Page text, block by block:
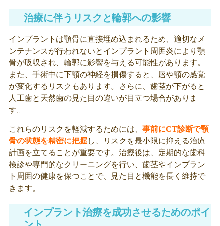
治療に伴うリスクと輪郭への影響
インプラントは顎骨に直接埋め込まれるため、適切なメ
ンテナンスが行われないとインプラント周囲炎により顎
骨が吸収され、輪郭に影響を与える可能性があります。
また、手術中に下顎の神経を損傷すると、唇や顎の感覚
が変化するリスクもあります。さらに、歯茎が下がると
人工歯と天然歯の見た目の違いが目立つ場合がありま
す。
これらのリスクを軽減するためには、 事前にCT診断で顎
骨の状態を精密に把握し、リスクを最小限に抑える治療
計画を立てることが重要です。治療後は、定期的な歯科
検診や専門的なクリーニングを行い、歯茎やインプラン
ト周囲の健康を保つことで、見た目と機能を長く維持で
きます。
インプラント治療を成功させるためのポイ